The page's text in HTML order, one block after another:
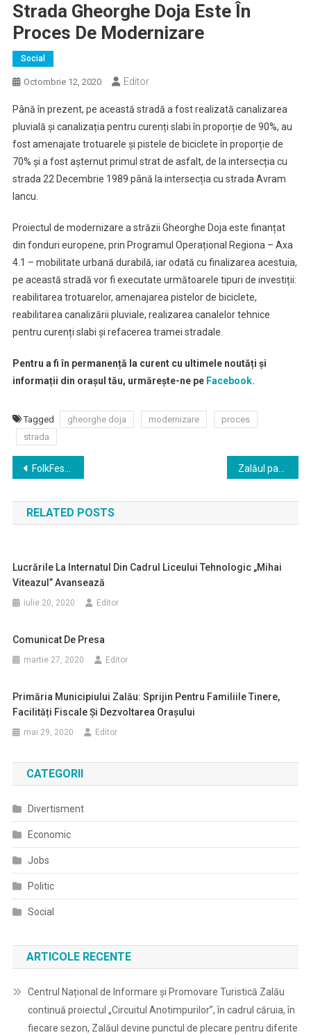
Strada Gheorghe Doja Este În
Proces De Modernizare
Social
Octombrie 12, 2020 Editor
Până în prezent, pe această stradă a fost realizată canalizarea
pluvială și canalizația pentru curenți slabi în proporție de 90%, au
fost amenajate trotuarele și pistele de biciclete în proporție de
70% și a fost așternut primul strat de asfalt, de la intersecția cu
strada 22 Decembrie 1989 până la intersecția cu strada Avram
Iancu.
Proiectul de modernizare a străzii Gheorghe Doja este finanțat
din fonduri europene, prin Programul Operațional Regiona – Axa
4.1 – mobilitate urbană durabilă, iar odată cu finalizarea acestuia,
pe această stradă vor fi executate următoarele tipuri de investiții:
reabilitarea trotuarelor, amenajarea pistelor de biciclete,
reabilitarea canalizării pluviale, realizarea canalelor tehnice
pentru curenți slabi și refacerea tramei stradale.
Pentru a fi în permanență la curent cu ultimele noutăți și
informații din orașul tău, urmărește-ne peFacebook.
Tagged gheorghe doja modernizare
proces
strada
Navigare
în
articole
FolkFest Zalău, ediția a IX-a
RELATED POSTS
Lucrările La Internatul Din Cadrul Liceului Tehnologic „Mihai
Viteazul” Avansează
iulie 20, 2020 Editor
Comunicat De Presa
martie 27, 2020 Editor
Primăria Municipiului Zalău: Sprijin Pentru Familiile Tinere,
Facilități Fiscale Și Dezvoltarea Orașului
mai 29, 2020 Editor
CATEGORII
Divertisment
Economic
Jobs
Politic
Social
ARTICOLE RECENTE
Centrul Național de Informare și Promovare Turistică Zalău
continuă proiectul „Circuitul Anotimpurilor”, în cadrul căruia, în
fiecare sezon, Zalăul devine punctul de plecare pentru diferite